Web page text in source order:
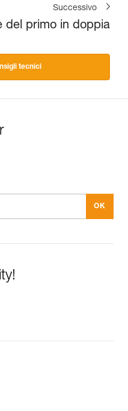
Successivo
del primo in doppia
tecnici